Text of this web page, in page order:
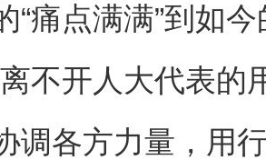
“痛点满满”到如
不开人大代表的
调各方力量，用